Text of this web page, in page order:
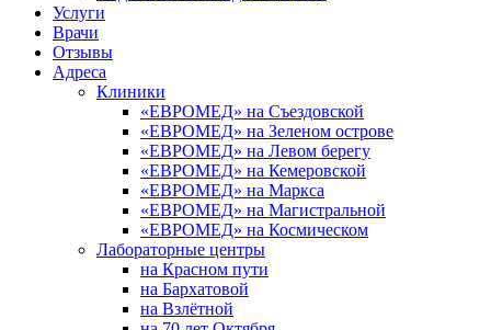
Услуги
Врачи
Отзывы
Адреса
Клиники
«ЕВРОМЕД» на Съездовской
«ЕВРОМЕД» на Зеленом острове
«ЕВРОМЕД» на Левом берегу
«ЕВРОМЕД» на Кемеровской
«ЕВРОМЕД» на Маркса
«ЕВРОМЕД» на Магистральной
«ЕВРОМЕД» на Космическом
Лабораторные центры
на Красном пути
на Бархатовой
на Взлётной